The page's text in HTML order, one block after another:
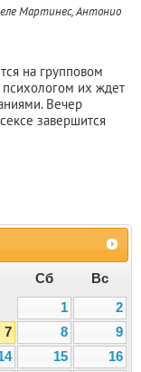
Мартинес, Антонио
на групповом
психологом их ждет
Вечер
завершится
Сб
Вс
1
2
7 8
9
15
16